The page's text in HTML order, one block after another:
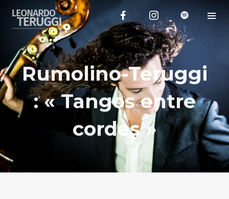
Rumolino-Teruggi
: « Tangos entre
cordes »